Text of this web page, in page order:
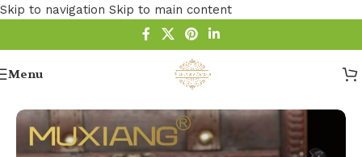
Skip to navigation Skip to main content
Menu
Rhodesian Pfeifen